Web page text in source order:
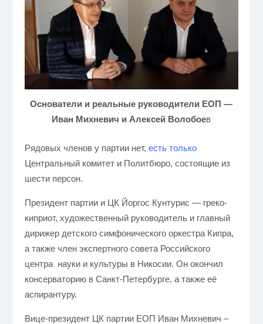
Основатели и реальные руководители ЕОП —
Иван Михневич и Алексей Волобоев
Рядовых членов у партии нет, есть только
Центральный комитет и Политбюро, состоящие из
шести персон.
Президент партии и ЦК Йоргос Кунтурис — греко-
киприот, художественный руководитель и главный
дирижер детского симфонического оркестра Кипра,
а также член экспертного совета Российского
центра науки и культуры в Никосии. Он окончил
консерваторию в Санкт-Петербурге, а также её
аспирантуру.
Вице-президент ЦК партии ЕОП Иван Михневич –